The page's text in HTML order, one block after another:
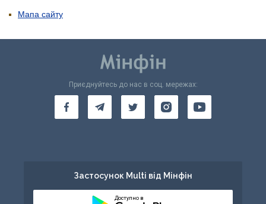
Мапа сайту
Приєднуйтесь до нас в соц. мережах:
Застосунок Multi від Мінфін
Доступно в